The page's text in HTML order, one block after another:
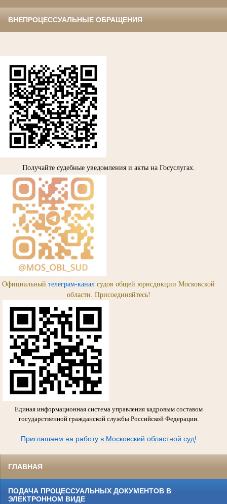
ВНЕПРОЦЕССУАЛЬНЫЕ ОБРАЩЕНИЯ
Получайте судебные уведомления и акты на Госуслугах.
Официальный телеграм-канал судов общей юрисдикции Московской
области. Присоединяйтесь!
Единая информационная система управления кадровым составом
государственной гражданской службы Российской Федерации.
Приглашаем на работу в Московский областной суд!
ГЛАВНАЯ
ПОДАЧА ПРОЦЕССУАЛЬНЫХ ДОКУМЕНТОВ В
ЭЛЕКТРОННОМ ВИДЕ